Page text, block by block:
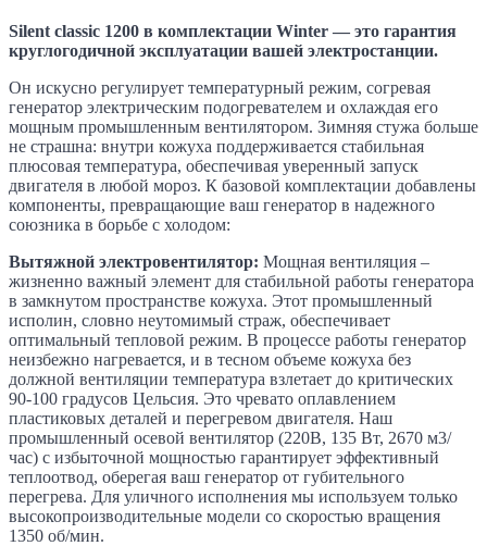
Silent classic 1200 в комплектации Winter — это гарантия
круглогодичной эксплуатации вашей электростанции.
Он искусно регулирует температурный режим, согревая
генератор электрическим подогревателем и охлаждая его
мощным промышленным вентилятором. Зимняя стужа больше
не страшна: внутри кожуха поддерживается стабильная
плюсовая температура, обеспечивая уверенный запуск
двигателя в любой мороз. К базовой комплектации добавлены
компоненты, превращающие ваш генератор в надежного
союзника в борьбе с холодом:
Вытяжной электровентилятор: Мощная вентиляция –
жизненно важный элемент для стабильной работы генератора
в замкнутом пространстве кожуха. Этот промышленный
исполин, словно неутомимый страж, обеспечивает
оптимальный тепловой режим. В процессе работы генератор
неизбежно нагревается, и в тесном объеме кожуха без
должной вентиляции температура взлетает до критических
90-100 градусов Цельсия. Это чревато оплавлением
пластиковых деталей и перегревом двигателя. Наш
промышленный осевой вентилятор (220В, 135 Вт, 2670 м3/
час) с избыточной мощностью гарантирует эффективный
теплоотвод, оберегая ваш генератор от губительного
перегрева. Для уличного исполнения мы используем только
высокопроизводительные модели со скоростью вращения
1350 об/мин.